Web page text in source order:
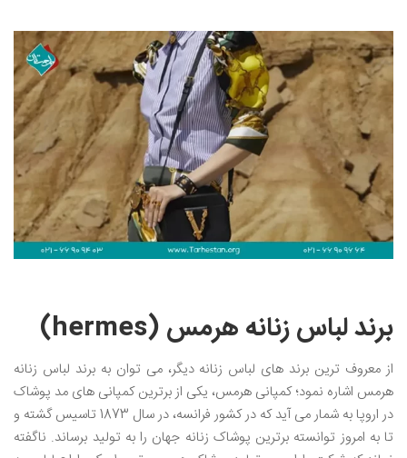
برند لباس زنانه هرمس (hermes)
از معروف ترین برند های لباس زنانه دیگر، می توان به برند لباس زنانه
هرمس اشاره نمود؛ کمپانی هرمس، یکی از برترین کمپانی های مد پوشاک
در اروپا به شمار می آید که در کشور فرانسه، در سال 1873 تاسیس گشته و
تا به امروز توانسته برترین پوشاک زنانه جهان را به تولید برساند. ناگفته